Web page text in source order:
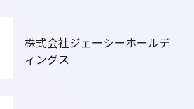
株式会社ジェーシーホールデ
ィングス